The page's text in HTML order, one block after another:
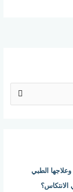
الطبي